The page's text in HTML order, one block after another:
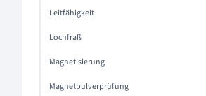
Leitfähigkeit
Lochfraß
Magnetisierung
Magnetpulverprüfung